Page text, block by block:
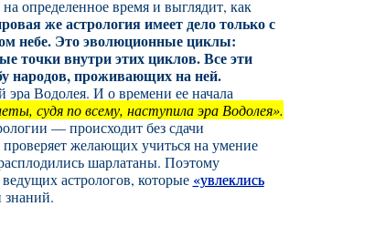
на определенное время и выглядит, как
же астрология имеет дело только с
небе. Это эволюционные циклы:
точки внутри этих циклов. Все эти
народов, проживающих на ней.
Водолея. И о времени ее начала
судя по всему, наступила эра Водолея».
— происходит без сдачи
желающих учиться на умение
шарлатаны. Поэтому
астрологов, которые «увлеклись
знаний.